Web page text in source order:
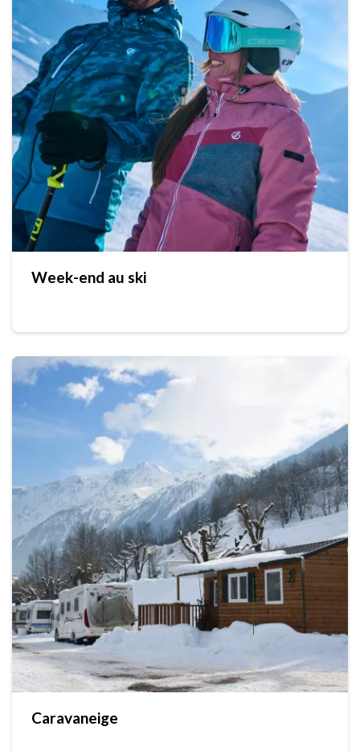
Week-end au ski
Caravaneige